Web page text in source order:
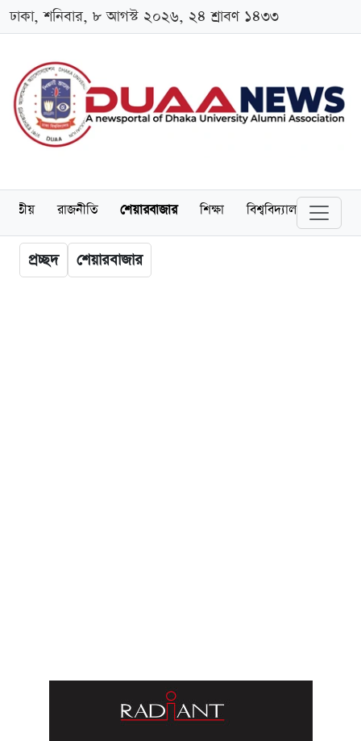
ঢাকা, শনিবার, ৮ আগস্ট ২০২৬, ২৪ শ্রাবণ ১৪৩৩
জাতীয় রাজনীতি শেয়ারবাজার শিক্ষা বিশ্ববিদ্যালয়
প্রচ্ছদ শেয়ারবাজার